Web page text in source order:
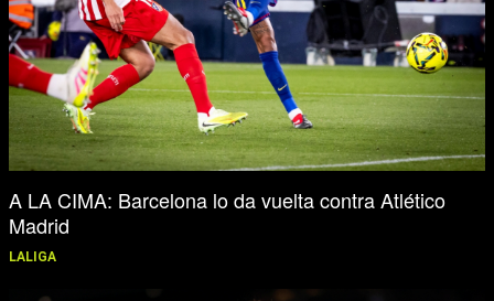
A LA CIMA: Barcelona lo da vuelta contra Atlético
Madrid
LALIGA